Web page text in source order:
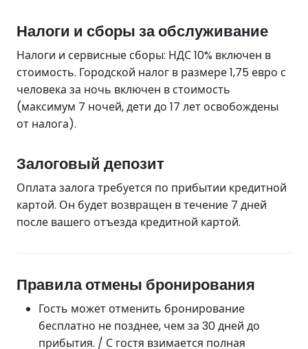
Налоги и сборы за обслуживание
Налоги и сервисные сборы: НДС 10% включен в
стоимость. Городской налог в размере 1,75 евро с
человека за ночь включен в стоимость
(максимум 7 ночей, дети до 17 лет освобождены
от налога).
Залоговый депозит
Оплата залога требуется по прибытии кредитной
картой. Он будет возвращен в течение 7 дней
после вашего отъезда кредитной картой.
Правила отмены бронирования
Гость может отменить бронирование
бесплатно не позднее, чем за 30 дней до
прибытия. / С гостя взимается полная